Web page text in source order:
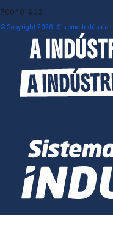
70040-903
©Copyright 2026. Sistema Indústria.